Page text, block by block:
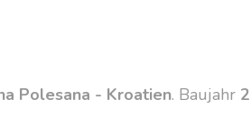
Polesana - Kroatien. Baujahr